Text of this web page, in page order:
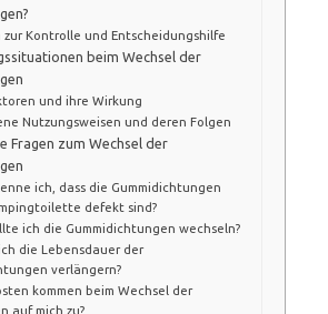
Kontrolle und Entscheidungshilfe
beim Wechsel der
und ihre Wirkung
Nutzungsweisen und deren Folgen
Fragen zum Wechsel der
ich, dass die Gummidichtungen
defekt sind?
ich die Gummidichtungen wechseln?
die Lebensdauer der
verlängern?
kommen beim Wechsel der
auf mich zu?